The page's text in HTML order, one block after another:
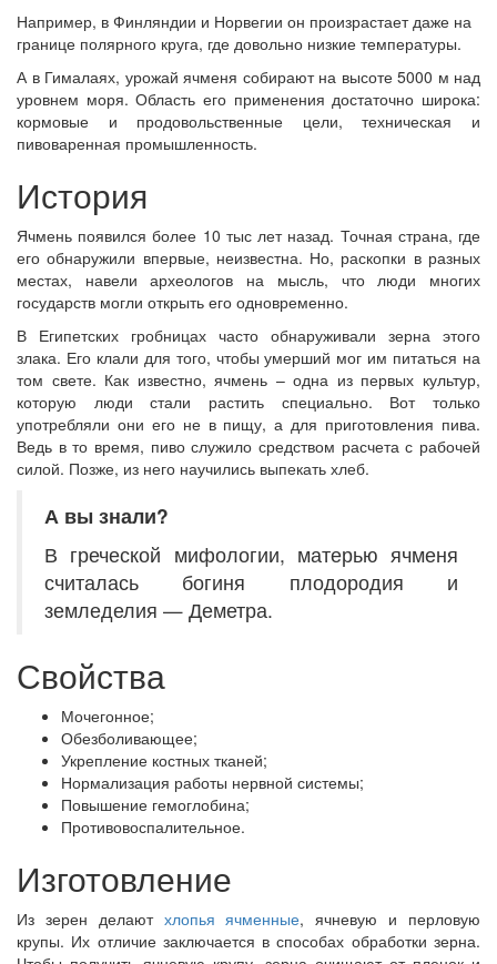
Например, в Финляндии и Норвегии он произрастает даже на
границе полярного круга, где довольно низкие температуры.
А в Гималаях, урожай ячменя собирают на высоте 5000 м над
уровнем моря. Область его применения достаточно широка:
кормовые и продовольственные цели, техническая и
пивоваренная промышленность.
История
Ячмень появился более 10 тыс лет назад. Точная страна, где
его обнаружили впервые, неизвестна. Но, раскопки в разных
местах, навели археологов на мысль, что люди многих
государств могли открыть его одновременно.
В Египетских гробницах часто обнаруживали зерна этого
злака. Его клали для того, чтобы умерший мог им питаться на
том свете. Как известно, ячмень – одна из первых культур,
которую люди стали растить специально. Вот только
употребляли они его не в пищу, а для приготовления пива.
Ведь в то время, пиво служило средством расчета с рабочей
силой. Позже, из него научились выпекать хлеб.
А вы знали?
В греческой мифологии, матерью ячменя
считалась богиня плодородия и
земледелия — Деметра.
Свойства
Мочегонное;
Обезболивающее;
Укрепление костных тканей;
Нормализация работы нервной системы;
Повышение гемоглобина;
Противовоспалительное.
Изготовление
Из зерен делают хлопья ячменные, ячневую и перловую
крупы. Их отличие заключается в способах обработки зерна.